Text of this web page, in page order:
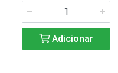
Adicionar